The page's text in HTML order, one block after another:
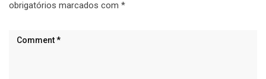
obrigatórios marcados com *